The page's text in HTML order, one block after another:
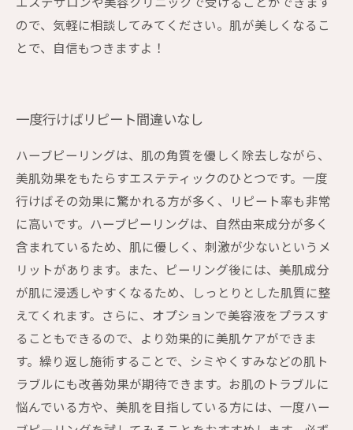
エステサロンや美容クリニックで受けることができます
ので、気軽に相談してみてください。肌が美しくなるこ
とで、自信もつきますよ！
一度行けばリピート間違いなし
ハーブピーリングは、肌の角質を優しく除去しながら、
美肌効果をもたらすエステティックのひとつです。一度
行けばその効果に驚かれる方が多く、リピート率も非常
に高いです。ハーブピーリングは、自然由来成分が多く
含まれているため、肌に優しく、刺激が少ないというメ
リットがあります。また、ピーリング後には、美肌成分
が肌に浸透しやすくなるため、しっとりとした肌質に整
えてくれます。さらに、オプションで美容液をプラスす
ることもできるので、より効果的に美肌ケアができま
す。繰り返し施術することで、シミやくすみなどの肌ト
ラブルにも改善効果が期待できます。お肌のトラブルに
悩んでいる方や、美肌を目指している方には、一度ハー